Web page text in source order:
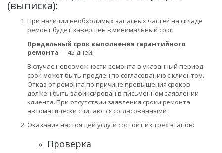
(выписка):
При наличии необходимых запасных частей на складе
ремонт будет завершен в минимальный срок.
Предельный срок выполнения гарантийного
ремонта — 45 дней.
В случае невозможности ремонта в указанный период
срок может быть продлен по согласованию с клиентом.
Отказ от ремонта по причине превышения сроков
должен быть зафиксирован в письменном заявлении
клиента. При отсутствии заявления сроки ремонта
автоматически считаются согласованными.
Оказание настоящей услуги состоит из трех этапов:
Проверка